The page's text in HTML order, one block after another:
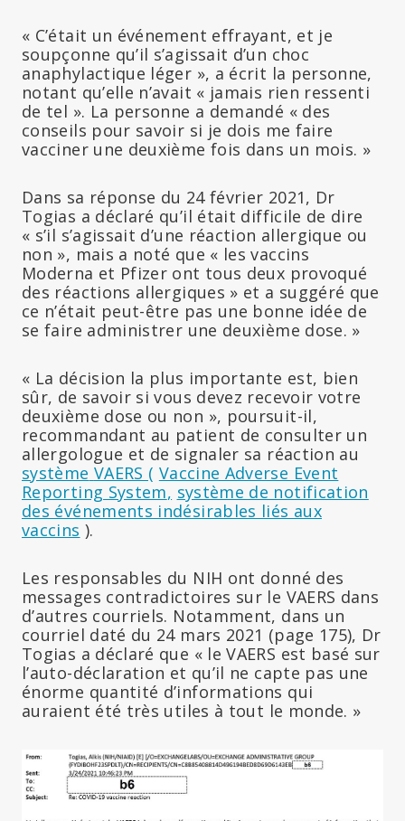
« C’était un événement effrayant, et je
soupçonne qu’il s’agissait d’un choc
anaphylactique léger », a écrit la personne,
notant qu’elle n’avait « jamais rien ressenti
de tel ». La personne a demandé « des
conseils pour savoir si je dois me faire
vacciner une deuxième fois dans un mois. »
Dans sa réponse du 24 février 2021, Dr
Togias a déclaré qu’il était difficile de dire
« s’il s’agissait d’une réaction allergique ou
non », mais a noté que « les vaccins
Moderna et Pfizer ont tous deux provoqué
des réactions allergiques » et a suggéré que
ce n’était peut-être pas une bonne idée de
se faire administrer une deuxième dose. »
« La décision la plus importante est, bien
sûr, de savoir si vous devez recevoir votre
deuxième dose ou non », poursuit-il,
recommandant au patient de consulter un
allergologue et de signaler sa réaction au
système VAERS ( Vaccine Adverse Event
Reporting System, système de notification
des événements indésirables liés aux
vaccins ).
Les responsables du NIH ont donné des
messages contradictoires sur le VAERS dans
d’autres courriels. Notamment, dans un
courriel daté du 24 mars 2021 (page 175), Dr
Togias a déclaré que « le VAERS est basé sur
l’auto-déclaration et qu’il ne capte pas une
énorme quantité d’informations qui
auraient été très utiles à tout le monde. »